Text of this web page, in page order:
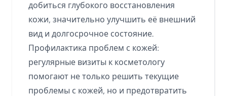
добиться глубокого восстановления
кожи, значительно улучшить её внешний
вид и долгосрочное состояние.
Профилактика проблем с кожей:
регулярные визиты к косметологу
помогают не только решить текущие
проблемы с кожей, но и предотвратить